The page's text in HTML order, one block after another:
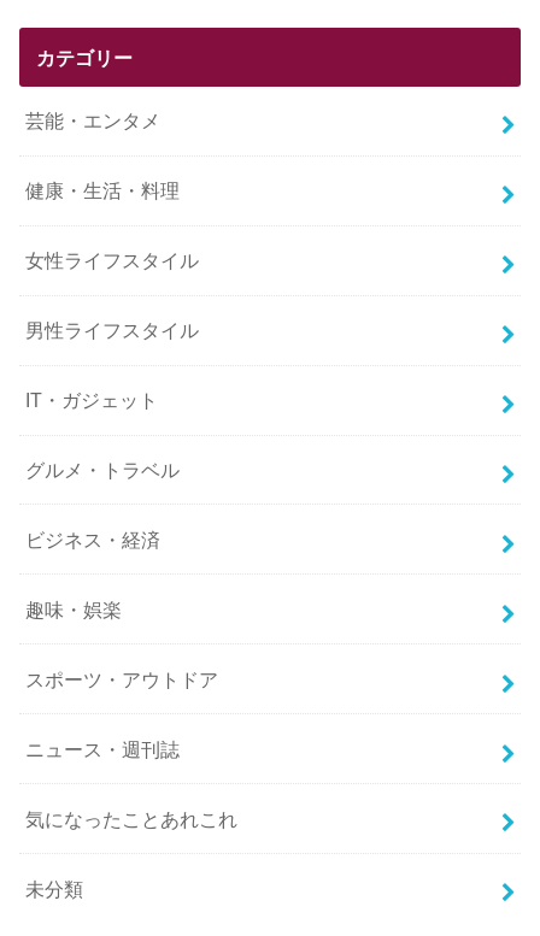
カテゴリー
芸能・エンタメ
健康・生活・料理
女性ライフスタイル
男性ライフスタイル
IT・ガジェット
グルメ・トラベル
ビジネス・経済
趣味・娯楽
スポーツ・アウトドア
ニュース・週刊誌
気になったことあれこれ
未分類